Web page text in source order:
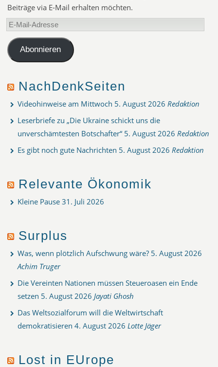
Beiträge via E-Mail erhalten möchten.
E-
Mail-
AdresseAbonnieren
NachDenkSeiten
Videohinweise am Mittwoch 5. August 2026 Redaktion
Leserbriefe zu „Die Ukraine schickt uns die
unverschämtesten Botschafter“ 5. August 2026 Redaktion
Es gibt noch gute Nachrichten 5. August 2026 Redaktion
Relevante Ökonomik
Kleine Pause 31. Juli 2026
Surplus
Was, wenn plötzlich Aufschwung wäre? 5. August 2026
Achim Truger
Die Vereinten Nationen müssen Steueroasen ein Ende
setzen 5. August 2026 Jayati Ghosh
Das Weltsozialforum will die Weltwirtschaft
demokratisieren 4. August 2026 Lotte Jäger
Lost in EUrope